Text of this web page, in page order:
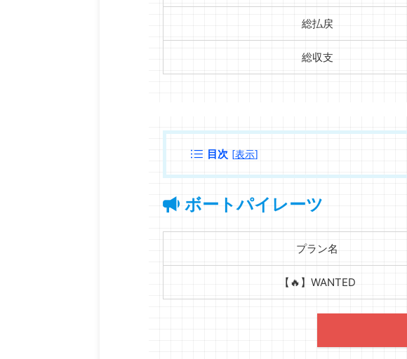
総払戻
総収支
目次 [表示]
ボートパイレーツ
プラン名
【🔥】WANTED